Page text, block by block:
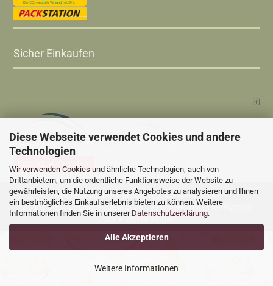
Diese Webseite verwendet Cookies und andere
Technologien
Wir verwenden Cookies und ähnliche Technologien, auch von
Drittanbietern, um die ordentliche Funktionsweise der Website zu
gewährleisten, die Nutzung unseres Angebotes zu analysieren und Ihnen
ein bestmögliches Einkaufserlebnis bieten zu können. Weitere
Informationen finden Sie in unserer Datenschutzerklärung.
Alle Akzeptieren
Weitere Informationen
Sicher Einkaufen
Alle Preise sind inkl. MwSt., zzgl.Versandkosten
Online Shopby Gambio.de © 2025 Gambio Templates bei
Cookie Einstellungen